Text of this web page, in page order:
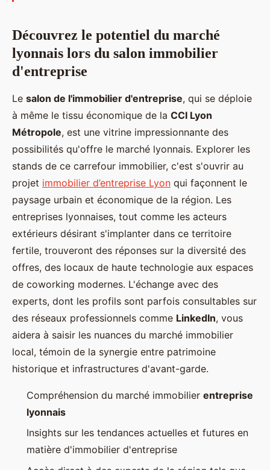
Découvrez le potentiel du marché
lyonnais lors du salon immobilier
d'entreprise
Le salon de l'immobilier d'entreprise, qui se déploie
à même le tissu économique de la CCI Lyon
Métropole, est une vitrine impressionnante des
possibilités qu'offre le marché lyonnais. Explorer les
stands de ce carrefour immobilier, c'est s'ouvrir au
projet immobilier d’entreprise Lyon qui façonnent le
paysage urbain et économique de la région. Les
entreprises lyonnaises, tout comme les acteurs
extérieurs désirant s'implanter dans ce territoire
fertile, trouveront des réponses sur la diversité des
offres, des locaux de haute technologie aux espaces
de coworking modernes. L'échange avec des
experts, dont les profils sont parfois consultables sur
des réseaux professionnels comme LinkedIn, vous
aidera à saisir les nuances du marché immobilier
local, témoin de la synergie entre patrimoine
historique et infrastructures d'avant-garde.
Compréhension du marché immobilier entreprise
lyonnais
Insights sur les tendances actuelles et futures en
matière d'immobilier d'entreprise